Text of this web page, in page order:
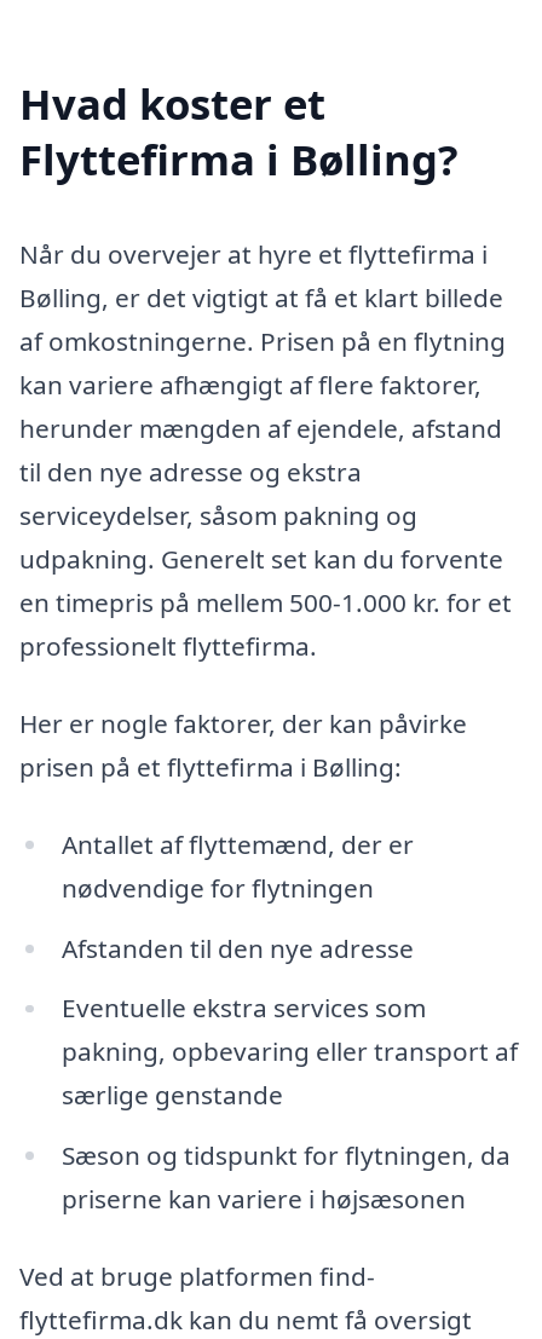
Hvad koster et
Flyttefirma i Bølling?
Når du overvejer at hyre et flyttefirma i
Bølling, er det vigtigt at få et klart billede
af omkostningerne. Prisen på en flytning
kan variere afhængigt af flere faktorer,
herunder mængden af ejendele, afstand
til den nye adresse og ekstra
serviceydelser, såsom pakning og
udpakning. Generelt set kan du forvente
en timepris på mellem 500-1.000 kr. for et
professionelt flyttefirma.
Her er nogle faktorer, der kan påvirke
prisen på et flyttefirma i Bølling:
Antallet af flyttemænd, der er
nødvendige for flytningen
Afstanden til den nye adresse
Eventuelle ekstra services som
pakning, opbevaring eller transport af
særlige genstande
Sæson og tidspunkt for flytningen, da
priserne kan variere i højsæsonen
Ved at bruge platformen find-
flyttefirma.dk kan du nemt få oversigt